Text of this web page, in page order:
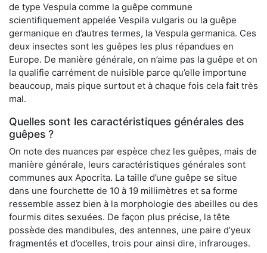
de type Vespula comme la guêpe commune
scientifiquement appelée Vespila vulgaris ou la guêpe
germanique en d’autres termes, la Vespula germanica. Ces
deux insectes sont les guêpes les plus répandues en
Europe. De manière générale, on n’aime pas la guêpe et on
la qualifie carrément de nuisible parce qu’elle importune
beaucoup, mais pique surtout et à chaque fois cela fait très
mal.
Quelles sont les caractéristiques générales des
guêpes ?
On note des nuances par espèce chez les guêpes, mais de
manière générale, leurs caractéristiques générales sont
communes aux Apocrita. La taille d’une guêpe se situe
dans une fourchette de 10 à 19 millimètres et sa forme
ressemble assez bien à la morphologie des abeilles ou des
fourmis dites sexuées. De façon plus précise, la tête
possède des mandibules, des antennes, une paire d’yeux
fragmentés et d’ocelles, trois pour ainsi dire, infrarouges.